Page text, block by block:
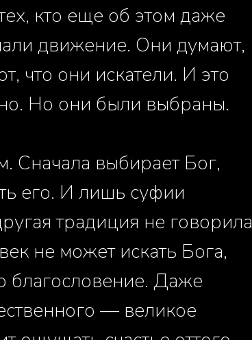
кто еще об этом даже
движение. Они думают,
что они искатели. И это
Но они были выбраны.
Сначала выбирает Бог,
его. И лишь суфии
традиция не говорила
не может искать Бога,
благословение. Даже
— великое